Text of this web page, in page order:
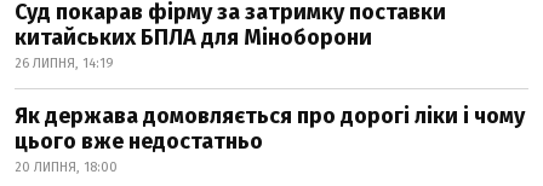
Суд покарав фірму за затримку поставки
китайських БПЛА для Міноборони
26 ЛИПНЯ, 14:19
Як держава домовляється про дорогі ліки і чому
цього вже недостатньо
20 ЛИПНЯ, 18:00